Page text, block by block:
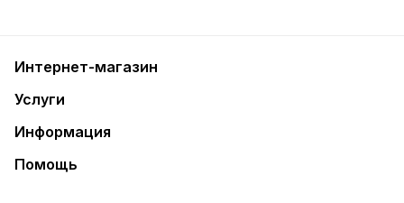
Интернет-магазин
Услуги
Информация
Помощь